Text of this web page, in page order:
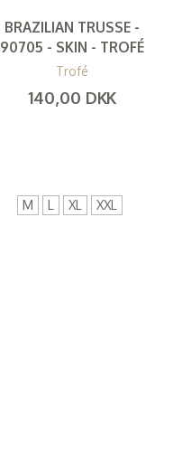
BRAZILIAN TRUSSE -
90705 - SKIN - TROFÉ
Trofé
140,00 DKK
M L XL XXL